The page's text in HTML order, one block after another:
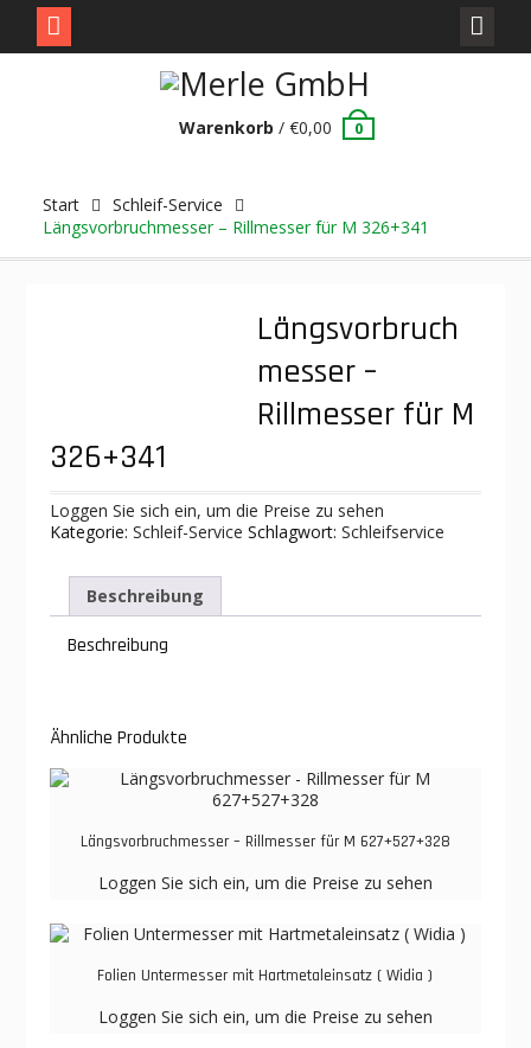
Warenkorb / €0,00 0
Start
Schleif-Service
Längsvorbruchmesser – Rillmesser für M 326+341
Längsvorbruch
messer –
Rillmesser für M
326+341
Loggen Sie sich ein, um die Preise zu sehen
Kategorie: Schleif-Service Schlagwort: Schleifservice
Beschreibung
Beschreibung
Ähnliche Produkte
Längsvorbruchmesser – Rillmesser für M 627+527+328
Loggen Sie sich ein, um die Preise zu sehen
Folien Untermesser mit Hartmetaleinsatz ( Widia )
Loggen Sie sich ein, um die Preise zu sehen